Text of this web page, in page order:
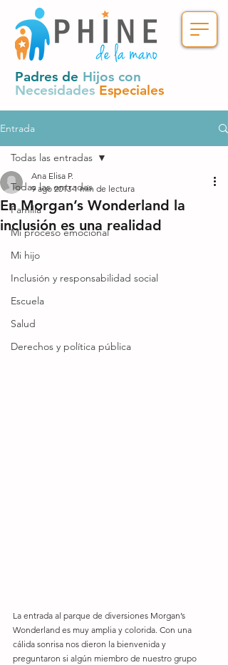
Padres de Hijos con
Necesidades Especiales
Entrada
Todas las entradas
Familia
Mi proceso emocional
Mi hijo
Inclusión y responsabilidad social
Escuela
Salud
Derechos y política pública
Todas las entradas
En Morgan’s Wonderland la
inclusión es una realidad
Ana Elisa P.
9 ago 2013 1 min de lectura
La entrada al parque de diversiones Morgan’s
Wonderland es muy amplia y colorida. Con una
cálida sonrisa nos dieron la bienvenida y
preguntaron si algún miembro de nuestro grupo